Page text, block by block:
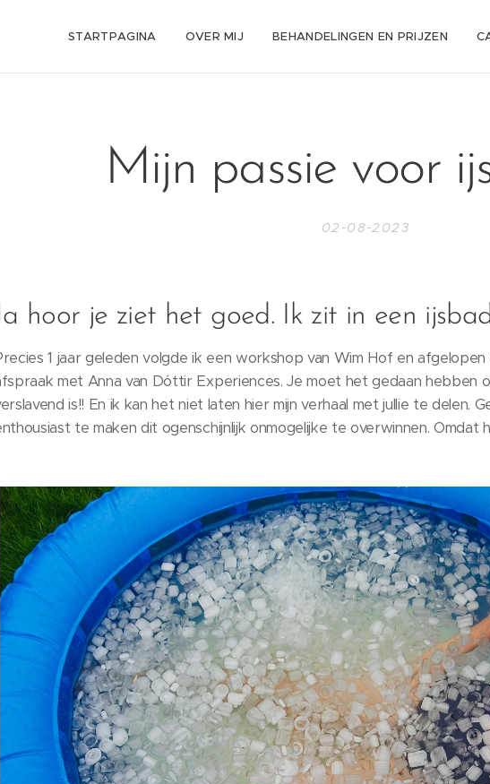
STARTPAGINA OVER MIJ BEHANDELINGEN EN PRIJZEN
Mijn passie voor
02-08-2023
hoor je ziet het goed. Ik zit in een
1 jaar geleden volgde ik een workshop van Wim Hof en
met Anna van Dóttir Experiences. Je moet het gedaan hebben
is!! En ik kan het niet laten hier mijn verhaal met jullie te delen.
te maken dit ogenschijnlijk onmogelijke te overwinnen.